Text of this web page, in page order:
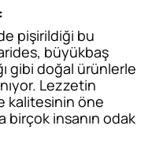
pişirildiği bu
büyükbaş
gibi doğal ürünlerle
Lezzetin
kalitesinin öne
birçok insanın odak